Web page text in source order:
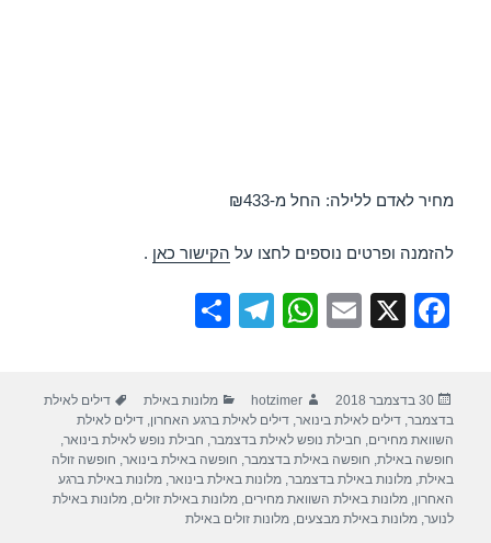
מחיר לאדם ללילה: החל מ-₪433
להזמנה ופרטים נוספים לחצו על הקישור כאן .
F
e
b
o
o
X
E
W
s
A
p
p
T
gr
a
m
e
פורסם
בתאריך
30 בדצמבר 2018 מחבר
hotzimer קטגוריות
מלונות באילת תגיות
דילים לאילת
בדצמבר,דילים לאילת בינואר,דילים לאילת ברגע האחרון,דילים לאילת
השוואת מחירים, חבילת נופש לאילת בדצמבר, חבילת נופש לאילת בינואר,
חופשה באילת, חופשה באילת בדצמבר, חופשה באילת בינואר, חופשה זולה
באילת,מלונות באילת בדצמבר,מלונות באילת בינואר,מלונות באילת ברגע
האחרון,מלונות באילת השוואת מחירים,מלונות באילת זולים,מלונות באילת
לנוער,מלונות באילת מבצעים,מלונות זולים באילת